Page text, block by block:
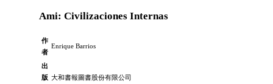
Ami: Civilizaciones Internas
作
者
Enrique Barrios
出
版 大和書報圖書股份有限公司